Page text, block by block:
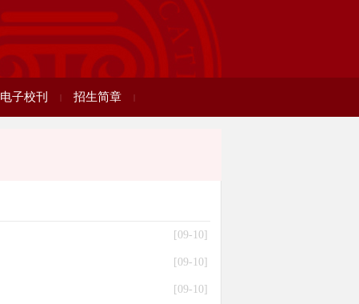
电子校刊 | 招生简章 |
[09-10]
[09-10]
[09-10]